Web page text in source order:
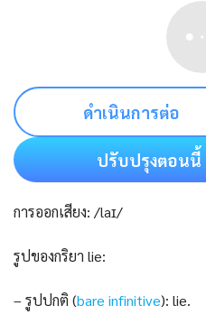
ดำเนินการต่อ
ปรับปรุงตอนนี้
การออกเสียง: /laɪ/
รูปของกริยา lie:
– รูปปกติ (bare infinitive): lie.